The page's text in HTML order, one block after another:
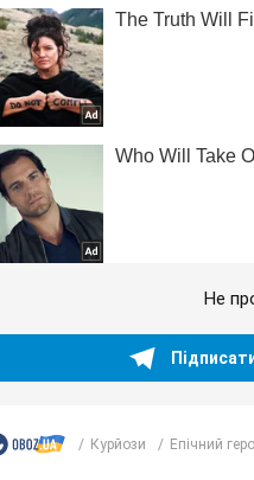
Не
Курйози Епічний